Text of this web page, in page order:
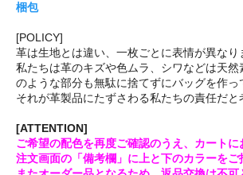
梱包
[POLICY]
革は生地とは違い、一枚ごとに表情が異なり
私たちは革のキズや色ムラ、シワなどは天然
のような部分も無駄に捨てずにバッグを作っ
それが革製品にたずさわる私たちの責任だと
[ATTENTION]
ご希望の配色を再度ご確認のうえ、カートに
注文画面の「備考欄」に上と下のカラーをご